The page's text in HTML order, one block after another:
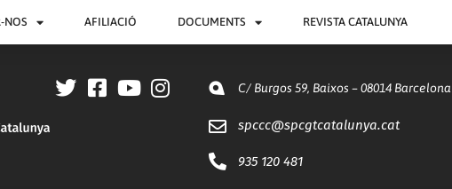
NOS AFILIACIÓ DOCUMENTS REVISTA CATALUNYA
C/ Burgos 59, Baixos – 08014 Barcelona
spccc@spcgtcatalunya.cat
935 120 481